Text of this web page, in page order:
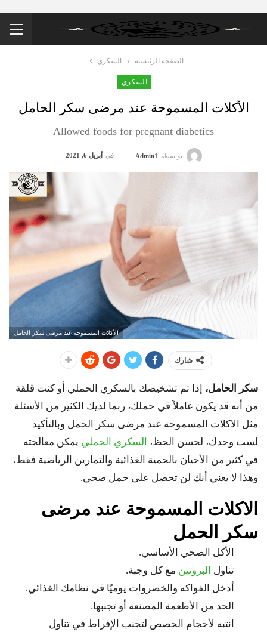
الصفحة الرئيسية السكري
السكري
الأكلات المسموحة عند مرضى سكر الحامل
Allowed foods for pregnant diabetics
بواسطة Admin1 في أبريل 6, 2021
الأكلات المسموحة عند مرضى سكر الحامل
شارك
سكر الحامل، إذا تم تشخيصك بالسكري الحملي أو كنت قلقة
من أنه قد يكون عاملاً في حملك، ربما لديك الكثير من الأسئلة
مثل الاكلات المسموحة عند مرضى سكر الحمل وبالتأكيد
لست وحدك، لحسن الحظ، السكري الحملي يمكن معالجته
في كثير من الأحيان بالحمية الغذائية والتمارين الرياضية فقط،
وهذا لا يعني أنك لن تحصل على حمل صحي.
الاكلات المسموحة عند مرضى
سكر الحمل
الأكل الصحي الأساسي.
تناول البروتين مع كل وجبة.
أدخل الفواكه والخضروات يوميًا في نظامك الغذائي.
الحد من الأطعمة المصنعة أو تجنبها.
انتبه لأحجام الحصص لتجنب الإفراط في تناول